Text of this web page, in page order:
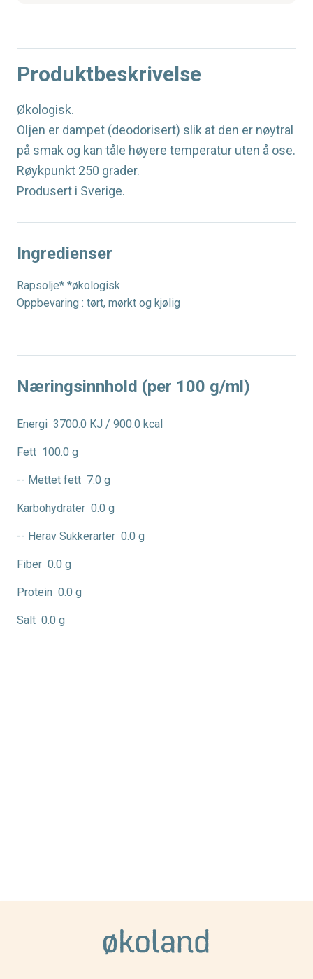
Produktbeskrivelse
Økologisk.
Oljen er dampet (deodorisert) slik at den er nøytral
på smak og kan tåle høyere temperatur uten å ose.
Røykpunkt 250 grader.
Produsert i Sverige.
Ingredienser
Rapsolje* *økologisk
Oppbevaring : tørt, mørkt og kjølig
Næringsinnhold (per 100 g/ml)
Energi 3700.0 KJ / 900.0 kcal
Fett 100.0 g
-- Mettet fett 7.0 g
Karbohydrater 0.0 g
-- Herav Sukkerarter 0.0 g
Fiber 0.0 g
Protein 0.0 g
Salt 0.0 g